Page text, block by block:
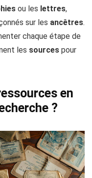
ou les lettres,
sur les ancêtres.
chaque étape de
les sources pour
en
?